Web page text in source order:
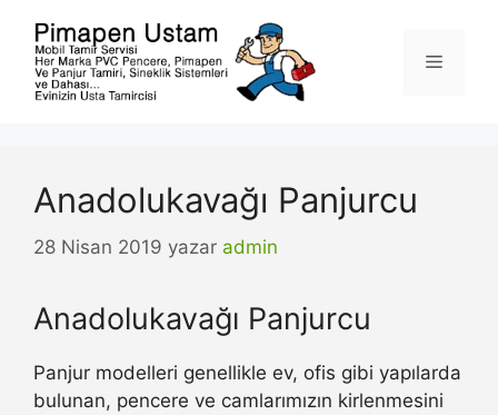
Menü
Anadolukavağı Panjurcu
28 Nisan 2019 yazar admin
Anadolukavağı Panjurcu
Panjur modelleri genellikle ev, ofis gibi yapılarda
bulunan, pencere ve camlarımızın kirlenmesini